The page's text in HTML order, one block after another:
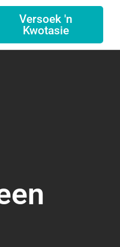
Versoek 'n
Kwotasie